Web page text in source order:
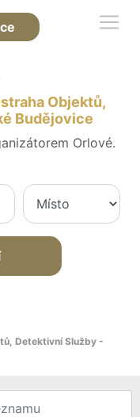
Objektů,
Budějovice
Orlové.
Detektivní Služby -